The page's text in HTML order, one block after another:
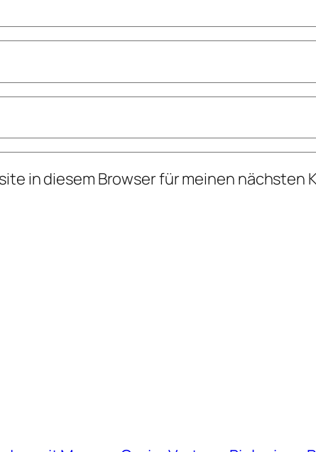
in diesem Browser für meinen nächsten